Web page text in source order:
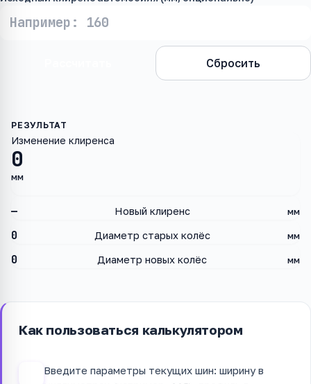
Сбросить
0
Изменение клиренса
мм
— Новый клиренс мм
0 Диаметр старых колёс мм
0 Диаметр новых колёс мм
Как пользоваться калькулятором
Введите параметры текущих шин: ширину в